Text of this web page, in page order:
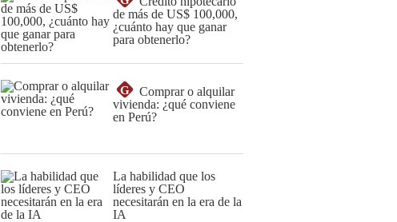
de más de US$ 100,000,
¿cuánto hay que ganar
para obtenerlo?
G
Comprar o alquilar
vivienda: ¿qué conviene
en Perú?
La habilidad que los
líderes y CEO
necesitarán en la era de la
IA